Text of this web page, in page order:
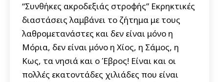
“Συνθήκες ακροδεξιάς στροφής” Εκρηκτικές
διαστάσεις λαμβάνει το ζήτημα με τους
λαθρομετανάστες και δεν είναι μόνο η
Μόρια, δεν είναι μόνο η Χίος, η Σάμος, η
Κως, τα νησιά και ο Έβρος! Είναι και οι
πολλές εκατοντάδες χιλιάδες που είναι